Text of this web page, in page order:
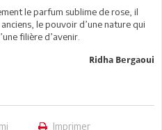
le parfum sublime de rose, il
le pouvoir d’une nature qui
filière d’avenir.
Ridha Bergaoui
Imprimer